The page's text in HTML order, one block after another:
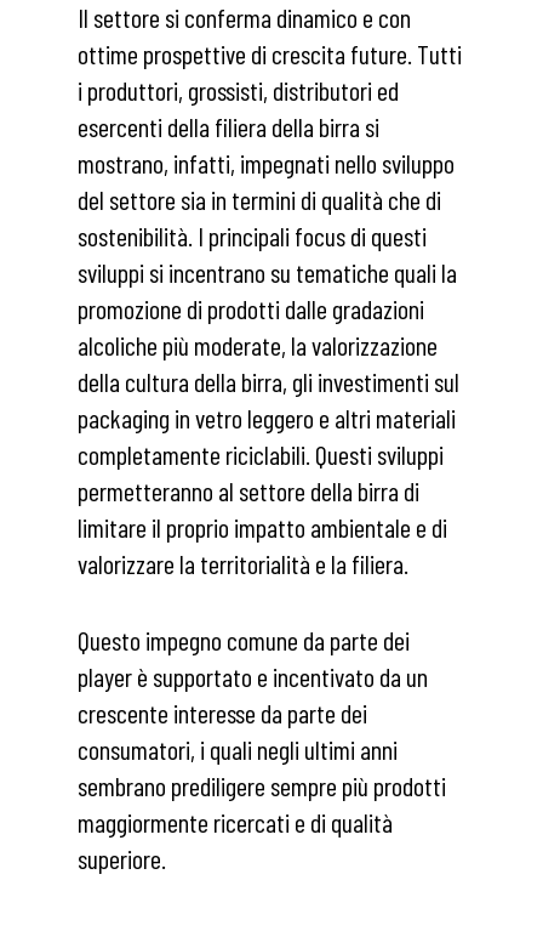
Il settore si conferma dinamico e con
ottime prospettive di crescita future. Tutti
i produttori, grossisti, distributori ed
esercenti della filiera della birra si
mostrano, infatti, impegnati nello sviluppo
del settore sia in termini di qualità che di
sostenibilità. I principali focus di questi
sviluppi si incentrano su tematiche quali la
promozione di prodotti dalle gradazioni
alcoliche più moderate, la valorizzazione
della cultura della birra, gli investimenti sul
packaging in vetro leggero e altri materiali
completamente riciclabili. Questi sviluppi
permetteranno al settore della birra di
limitare il proprio impatto ambientale e di
valorizzare la territorialità e la filiera.
Questo impegno comune da parte dei
player è supportato e incentivato da un
crescente interesse da parte dei
consumatori, i quali negli ultimi anni
sembrano prediligere sempre più prodotti
maggiormente ricercati e di qualità
superiore.